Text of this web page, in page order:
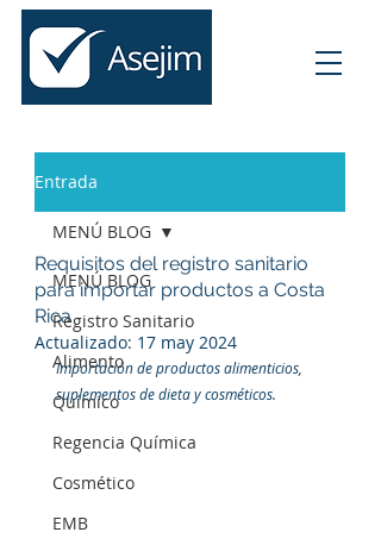
Entrada
MENÚ BLOG
Registro Sanitario
Alimento
Químico
Regencia Química
Cosmético
EMB
MENÚ BLOG
Requisitos del registro sanitario
para importar productos a Costa
Rica
Actualizado: 17 may 2024
Importación de productos alimenticios,
suplementos de dieta y cosméticos.